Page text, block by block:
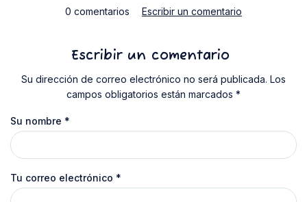
0 comentarios Escribir un comentario
Escribir un comentario
Su dirección de correo electrónico no será publicada. Los
campos obligatorios están marcados *
Su nombre *
Tu correo electrónico *